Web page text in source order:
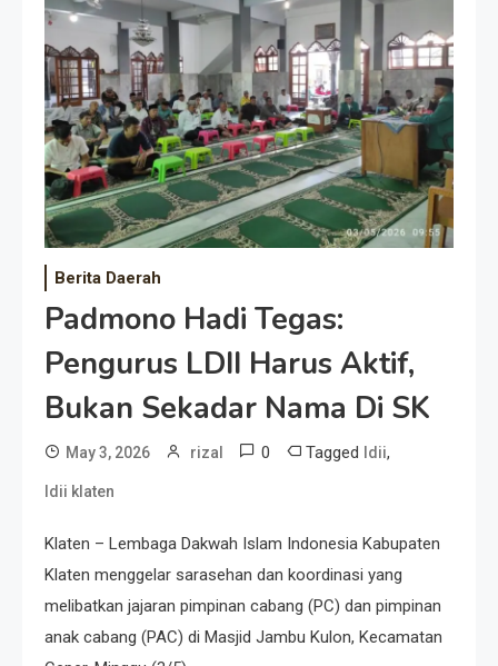
Berita Daerah
Padmono Hadi Tegas:
Pengurus LDII Harus Aktif,
Bukan Sekadar Nama Di SK
May 3, 2026 rizal 0 Tagged ldii,
ldii klaten
Klaten – Lembaga Dakwah Islam Indonesia Kabupaten
Klaten menggelar sarasehan dan koordinasi yang
melibatkan jajaran pimpinan cabang (PC) dan pimpinan
anak cabang (PAC) di Masjid Jambu Kulon, Kecamatan